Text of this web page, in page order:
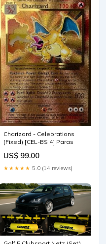
Charizard - Celebrations
(Fixed) [CEL-BS 4] Paras
US$ 99.00
★★★★★ 5.0 (14 reviews)